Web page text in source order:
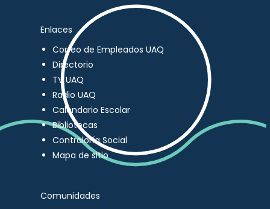
Enlaces
Correo de Empleados UAQ
Directorio
TV UAQ
Radio UAQ
Calendario Escolar
Bibliotecas
Contraloría Social
Mapa de sitio
Comunidades